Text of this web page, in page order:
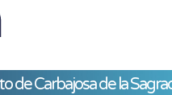
de Carbajosa de la